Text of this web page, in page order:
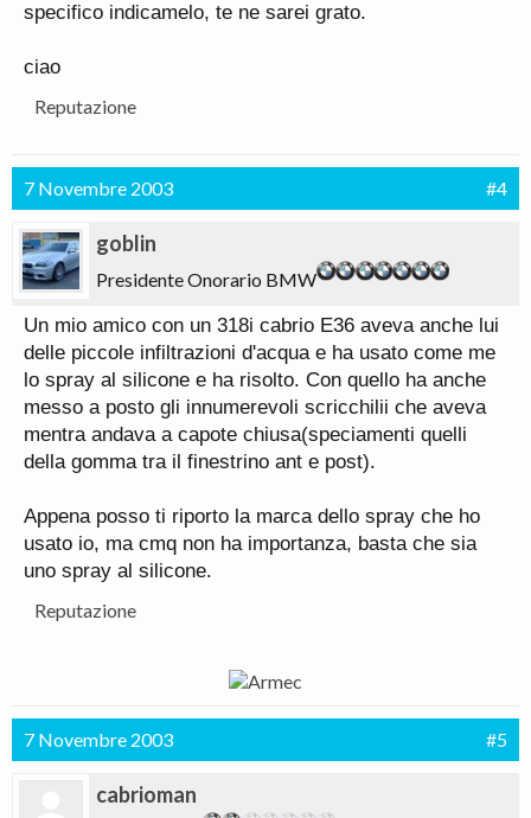
specifico indicamelo, te ne sarei grato.
ciao
Reputazione
7 Novembre 2003 #4
goblin
Presidente Onorario BMW
Un mio amico con un 318i cabrio E36 aveva anche lui
delle piccole infiltrazioni d'acqua e ha usato come me
lo spray al silicone e ha risolto. Con quello ha anche
messo a posto gli innumerevoli scricchilii che aveva
mentra andava a capote chiusa(speciamenti quelli
della gomma tra il finestrino ant e post).
Appena posso ti riporto la marca dello spray che ho
usato io, ma cmq non ha importanza, basta che sia
uno spray al silicone.
Reputazione
7 Novembre 2003 #5
cabrioman